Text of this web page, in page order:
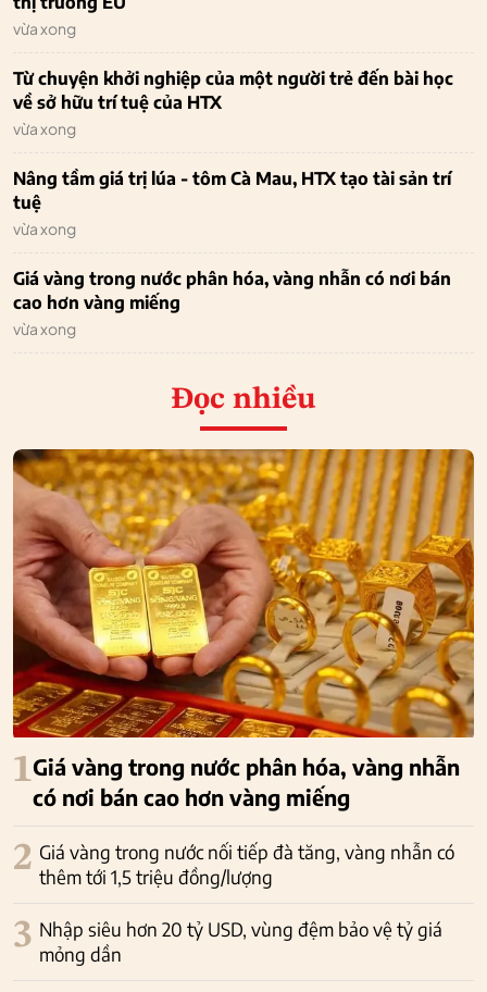
vừa xong
Từ chuyện khởi nghiệp của một người trẻ đến bài học
về sở hữu trí tuệ của HTX
vừa xong
Nâng tầm giá trị lúa - tôm Cà Mau, HTX tạo tài sản trí
tuệ
vừa xong
Giá vàng trong nước phân hóa, vàng nhẫn có nơi bán
cao hơn vàng miếng
vừa xong
Đọc nhiều
1Giá vàng trong nước phân hóa, vàng nhẫn
có nơi bán cao hơn vàng miếng
2 Giá vàng trong nước nối tiếp đà tăng, vàng nhẫn có
thêm tới 1,5 triệu đồng/lượng
3 Nhập siêu hơn 20 tỷ USD, vùng đệm bảo vệ tỷ giá
mỏng dần